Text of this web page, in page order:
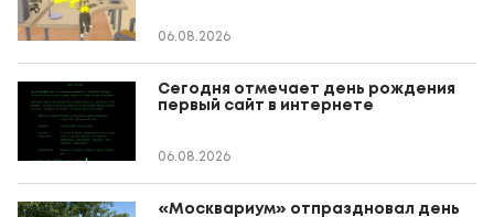
06.08.2026
Сегодня отмечает день рождения
первый сайт в интернете
06.08.2026
«Москвариум» отпраздновал день